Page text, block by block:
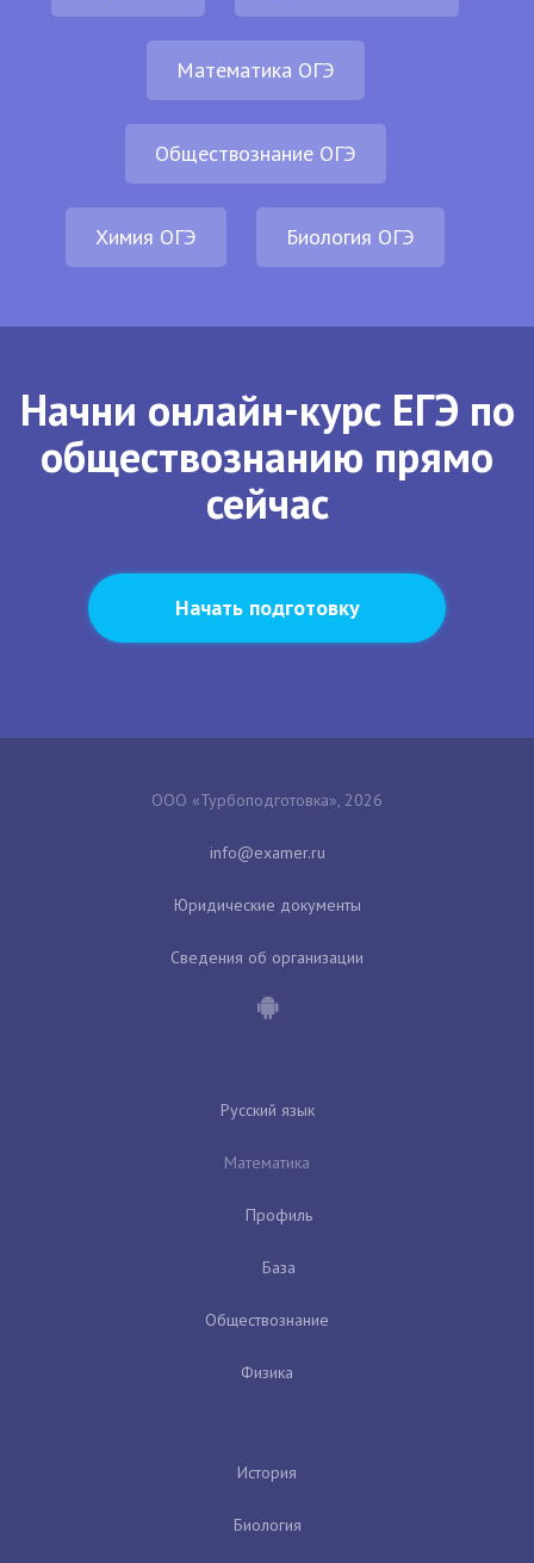
Математика ОГЭ
Обществознание ОГЭ
Химия ОГЭ Биология ОГЭ
Начни онлайн-курс ЕГЭ по
обществознанию прямо
сейчас
Начать подготовку
ООО «Турбоподготовка», 2026
Юридические документы
Сведения об организации
Русский язык
Математика
Профиль
База
Обществознание
Физика
История
Биология